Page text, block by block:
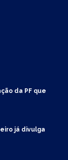
da PF que
já divulga